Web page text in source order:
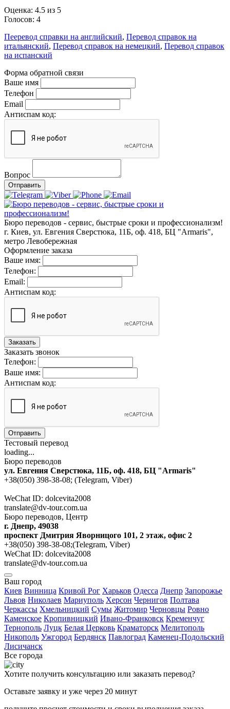
Оценка: 4.5 из 5
Голосов: 4
Пееревод справки на английский, Перевод справок на
итальянский, Перевод справок на немецкий, Перевод справок
на испанский
Форма обратной связи
Ваше имя
Телефон
Email
Антиспам код:
Вопрос
Отправить
Бюро переводов - сервис, быстрые сроки и профессионализм!
г. Киев, ул. Евгения Сверстюка, 11Б, оф. 418, БЦ "Armaris",
метро Левобережная
Оформление заказа
Ваше имя:
Телефон:
Email:
Антиспам код:
Заказать
Заказать звонок
Телефон:
Ваше имя:
Антиспам код:
Отправить
Тестовый перевод
loading...
Бюро переводов
ул. Евгения Сверстюка, 11Б, оф. 418, БЦ "Armaris"
+38(050) 398-38-08; (Telegram, Viber)
WeChat ID: dolcevita2008
translate@dv-tour.com.ua
Бюро переводов, Центр
г. Днепр, 49038
проспект Дмитрия Яворницого 101, 2 этаж, офис 2
+38(050) 398-38-08;(Telegram, Viber)
WeChat ID: dolcevita2008
translate@dv-tour.com.ua
Ваш город
Киев Винница Кривой Рог Харьков Одесса Днепр Запорожье
Львов Николаев Мариуполь Херсон Чернигов Полтава
Черкассы Хмельницкий Сумы Житомир Черновцы Ровно
Каменское Кропивницкий Ивано-Франковск Кременчуг
Тернополь Луцк Белая Церковь Краматорск Мелитополь
Никополь Ужгород Бердянск Павлоград Каменец-Подольский
Лисичанск
Все города
Хотите получить консультацию или заказать перевод?
Оставьте заявку и уже через 20 минут